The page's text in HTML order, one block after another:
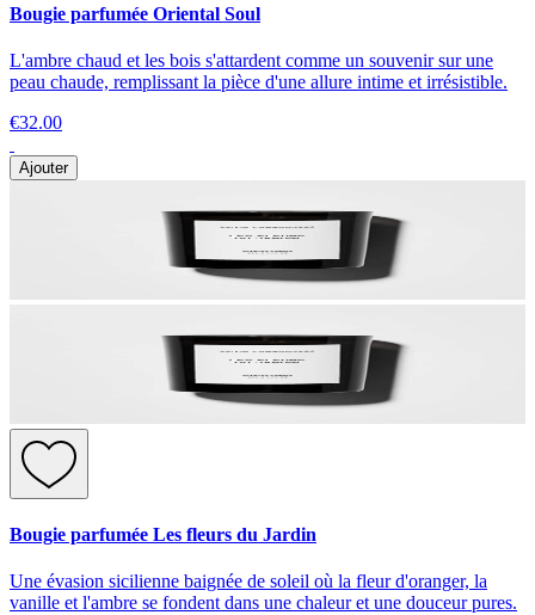
Bougie parfumée Oriental Soul
L'ambre chaud et les bois s'attardent comme un souvenir sur une
peau chaude, remplissant la pièce d'une allure intime et irrésistible.
€32.00
Ajouter
Bougie parfumée Les fleurs du Jardin
Une évasion sicilienne baignée de soleil où la fleur d'oranger, la
vanille et l'ambre se fondent dans une chaleur et une douceur pures.